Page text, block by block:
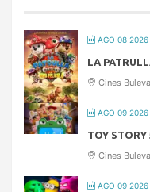
AGO 08 2026
LA
Cines
AGO 09 2026
TOY
Cines
AGO 09 2026